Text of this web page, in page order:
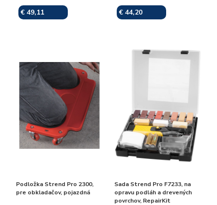
€ 49,11 € 44,20
Podložka Strend Pro 2300,
pre obkladačov, pojazdná
Sada Strend Pro F7233, na
opravu podláh a drevených
povrchov, RepairKit